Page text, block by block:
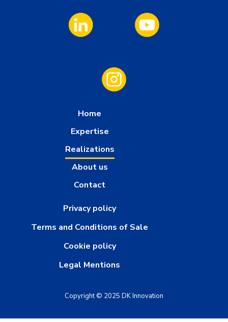
Home
Expertise
Realizations
About us
Contact
Privacy policy
Terms and Conditions of Sale
Cookie policy
Legal Mentions
Copyright © 2025 DK Innovation